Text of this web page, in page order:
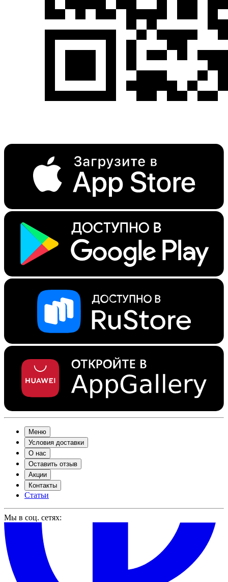
Меню
Условия доставки
О нас
Оставить отзыв
Акции
Контакты
Статьи
Мы в соц. сетях: